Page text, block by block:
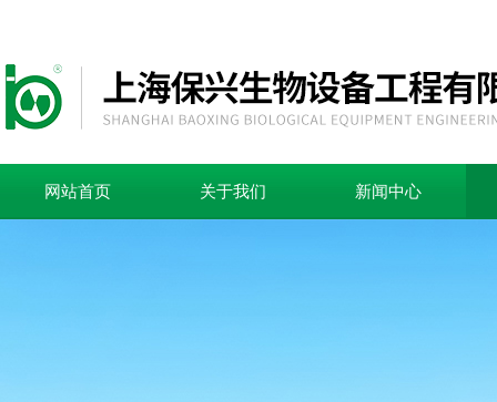
网站首页 关于我们 新闻中心